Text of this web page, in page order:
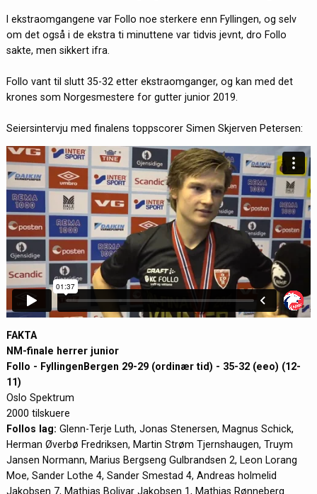
I ekstraomgangene var Follo noe sterkere enn Fyllingen, og selv
om det også i de ekstra ti minuttene var tidvis jevnt, dro Follo
sakte, men sikkert ifra.
Follo vant til slutt 35-32 etter ekstraomganger, og kan med det
krones som Norgesmestere for gutter junior 2019.
Seiersintervju med finalens toppscorer Simen Skjerven Petersen:
FAKTA
NM-finale herrer junior
Follo - FyllingenBergen 29-29 (ordinær tid) - 35-32 (eeo) (12-
11)
Oslo Spektrum
2000 tilskuere
Follos lag: Glenn-Terje Luth, Jonas Stenersen, Magnus Schick,
Herman Øverbø Fredriksen, Martin Strøm Tjernshaugen, Truym
Jansen Normann, Marius Bergseng Gulbrandsen 2, Leon Lorang
Moe, Sander Lothe 4, Sander Smestad 4, Andreas holmelid
Jakobsen 7, Mathias Bolivar Jakobsen 1, Mathias Rønneberg